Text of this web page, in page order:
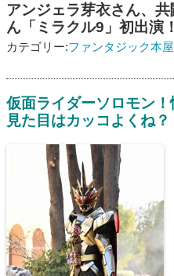
アンジェラ芽衣さん、
ん「ミラクル9」初出演
カテゴリー:ファンタジック本
仮面ライダーソロモン！
見た目はカッコよくね？